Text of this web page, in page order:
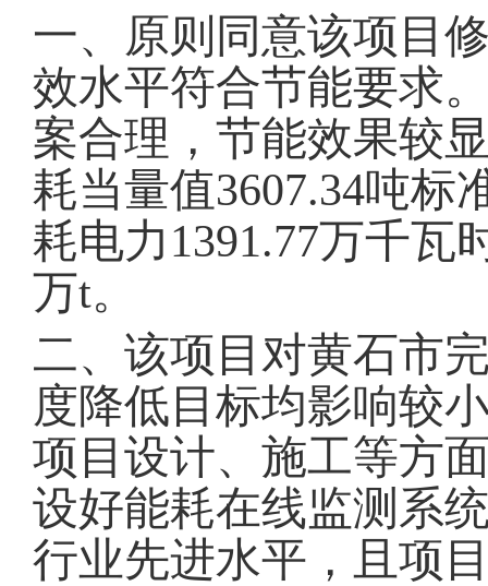
一、原则同意该项目
效水平符合节能要求
案合理，节能效果较
耗当量值3607.34吨标
耗电力1391.77万千瓦
万t。
二、该项目对黄石市
度降低目标均影响较
项目设计、施工等方
设好能耗在线监测系
行业先进水平，且项